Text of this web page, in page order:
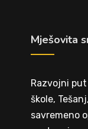
Mješovita
Razvojni
škole,
savremeno